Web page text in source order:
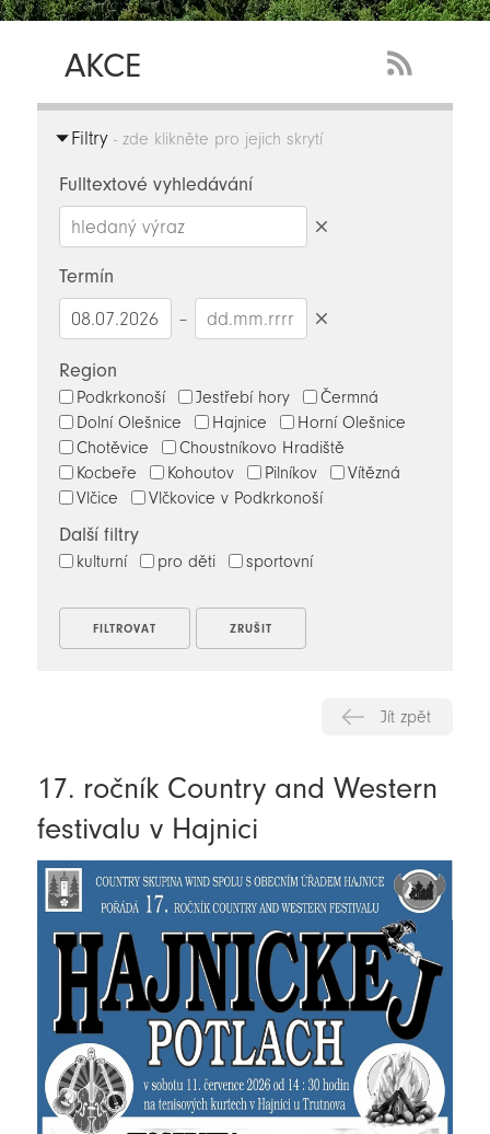
AKCE
Feed
Filtry- zde klikněte pro jejich skrytí
Fulltextové vyhledávání
Termín
–
Region
Podkrkonoší Jestřebí hory
Čermná
Dolní Olešnice
Hajnice
Horní Olešnice
Chotěvice
Choustníkovo Hradiště
Kocbeře
Kohoutov Pilníkov
Vítězná
Vlčice
Vlčkovice v Podkrkonoší
Další filtry
kulturní pro děti sportovní
Jít zpět
17. ročník Country and Western
festivalu v Hajnici